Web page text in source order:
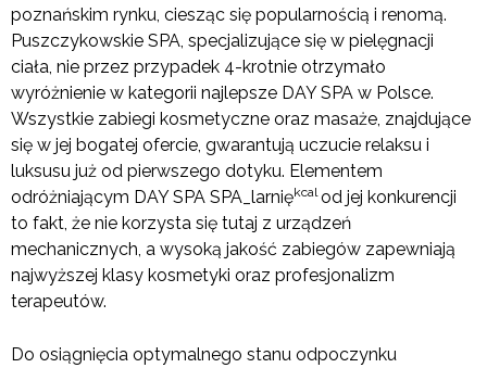
poznańskim rynku, ciesząc się popularnością i renomą.
Puszczykowskie SPA, specjalizujące się w pielęgnacji
ciała, nie przez przypadek 4-krotnie otrzymało
wyróżnienie w kategorii najlepsze DAY SPA w Polsce.
Wszystkie zabiegi kosmetyczne oraz masaże, znajdujące
się w jej bogatej ofercie, gwarantują uczucie relaksu i
luksusu już od pierwszego dotyku. Elementem
odróżniającym DAY SPA SPA_larniękcal od jej konkurencji
to fakt, że nie korzysta się tutaj z urządzeń
mechanicznych, a wysoką jakość zabiegów zapewniają
najwyższej klasy kosmetyki oraz profesjonalizm
terapeutów.
Do osiągnięcia optymalnego stanu odpoczynku